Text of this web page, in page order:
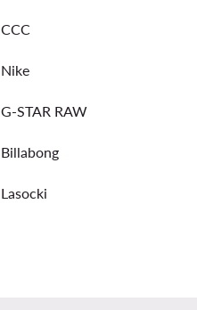
CCC
Nike
G-STAR RAW
Billabong
Lasocki